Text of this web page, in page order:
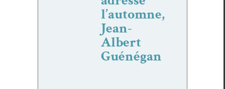
l’automne,
Jean-
Albert
Guénégan